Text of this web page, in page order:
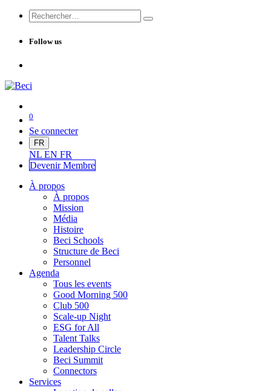
Follow us
0
Se connecter
FR
NL EN FR
Devenir Membre
À propos
À propos
Mission
Média
Histoire
Beci Schools
Structure de Beci
Personnel
Agenda
Tous les events
Good Morning 500
Club 500
Scale-up Night
ESG for All
Talent Talks
Leadership Circle
Beci Summit
Connectors
Services